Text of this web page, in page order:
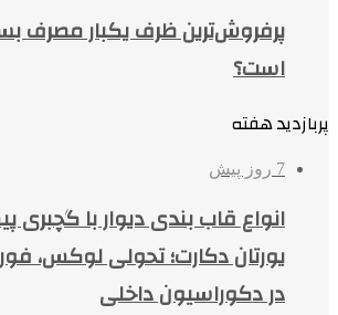
پرفروش‌ترین ظرف یکبار مصرف
است؟
پربازدید هفته
7 روز پیش
انواع قاب بندی دیوار با
یورتان دکارت؛ تحولی لوکس،
در دکوراسیون داخلی